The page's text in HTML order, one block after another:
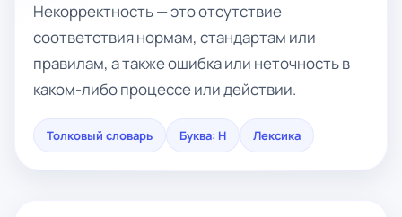
Некорректность — это отсутствие
соответствия нормам, стандартам или
правилам, а также ошибка или неточность в
каком-либо процессе или действии.
Толковый словарь Буква: Н Лексика